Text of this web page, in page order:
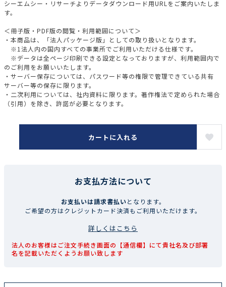
シーエムシー・リサーチよりデータダウンロード用URLをご案内いたしま
す。
＜冊子版・PDF版の閲覧・利用範囲について＞
・本商品は、「法人パッケージ版」としての取り扱いとなります。
※1法人内の国内すべての事業所でご利用いただける仕様です。
※データは全ページ印刷できる設定となっておりますが、利用範囲内で
のご利用をお願いいたします。
・サーバー保存については、パスワード等の権限で管理できている共有
サーバー等の保存に限ります。
・二次利用については、社内資料に限ります。著作権法で定められた場合
（引用）を除き、許諾が必要となります。
カートに入れる
お支払方法について
お支払いは請求書払いとなります。
ご希望の方はクレジットカード決済もご利用いただけます。
詳しくはこちら
法人のお客様はご注文手続き画面の【通信欄】にて貴社名及び部署
名を記載いただくようお願い致します